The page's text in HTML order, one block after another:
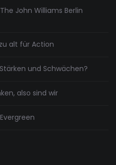
John Williams Berlin
alt für Action
und Schwächen?
also sind wir